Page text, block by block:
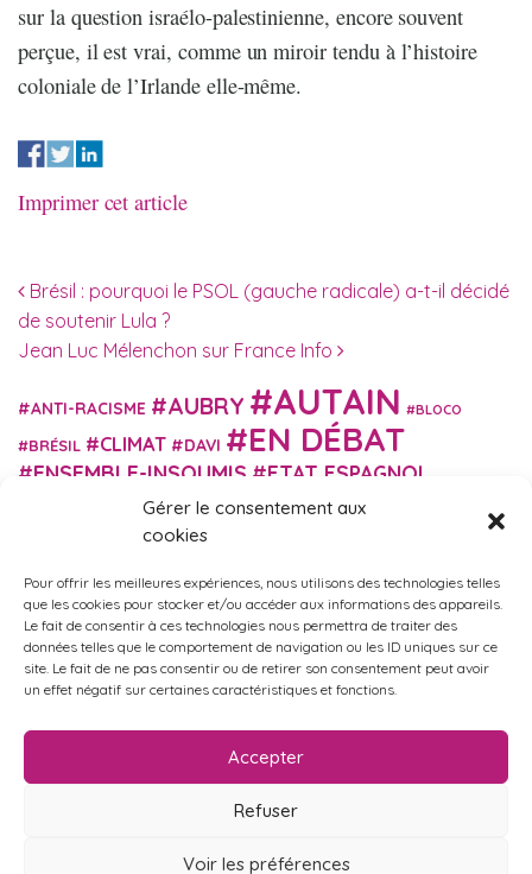
Gérer le consentement aux
cookies
Pour offrir les meilleures expériences, nous utilisons des technologies telles
que les cookies pour stocker et/ou accéder aux informations des appareils.
Le fait de consentir à ces technologies nous permettra de traiter des
données telles que le comportement de navigation ou les ID uniques sur ce
site. Le fait de ne pas consentir ou de retirer son consentement peut avoir
un effet négatif sur certaines caractéristiques et fonctions.
Accepter
Refuser
Voir les préférences
sur la question israélo-palestinienne, encore souvent
perçue, il est vrai, comme un miroir tendu à l’histoire
coloniale de l’Irlande elle-même.
Imprimer cet article
Navigation des articles
Brésil : pourquoi le PSOL (gauche radicale) a-t-il décidé
de soutenir Lula ?
Jean Luc Mélenchon sur France Info
ANTI-RACISME AUBRY AUTAIN BLOCO
BRÉSIL CLIMAT DAVI EN DÉBAT
ENSEMBLE-INSOUMIS ETAT ESPAGNOL
EUROPE EXTRÊME DROITE FASCISME
FRANCE INSOUMISE
HISTOIRE IMMIGRATION ISRAËL PALESTINE ITALIE
MACRON MARTIN MARXISME MIGRANT-ES
MUNICIPALES MÉLENCHON NUPES OBONO
OCCITANIE PORTUGAL RETRAITES RUSSIE
VIOLENCES SEXISTES ÉCOLOGIE
ÉCOSOCIALISME ÉLECTIONS